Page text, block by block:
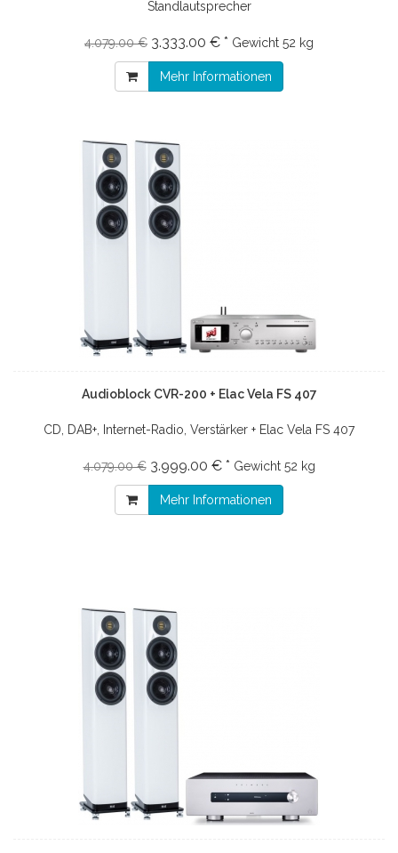
Standlautsprecher
4.079.00 € 3.333.00 € * Gewicht 52 kg
Mehr Informationen
Audioblock CVR-200 + Elac Vela FS 407
CD, DAB+, Internet-Radio, Verstärker + Elac Vela FS 407
4.079.00 € 3.999.00 € * Gewicht 52 kg
Mehr Informationen